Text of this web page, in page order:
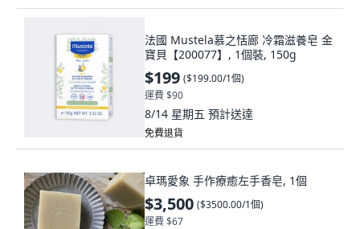
法國 Mustela慕之恬廊 冷霜滋養皂 金
寶貝【200077】, 1個裝, 150g
$199 ($199.00/1個)
運費 $90
8/14 星期五 預計送達
免費退貨
卓瑪愛象 手作療癒左手香皂, 1個
$3,500 ($3500.00/1個)
運費 $67